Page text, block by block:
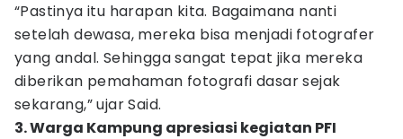
“Pastinya itu harapan kita. Bagaimana nanti
setelah dewasa, mereka bisa menjadi fotografer
yang andal. Sehingga sangat tepat jika mereka
diberikan pemahaman fotografi dasar sejak
sekarang,” ujar Said.
3. Warga Kampung apresiasi kegiatan PFI